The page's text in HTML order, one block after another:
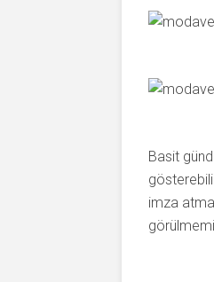
Basit
imza